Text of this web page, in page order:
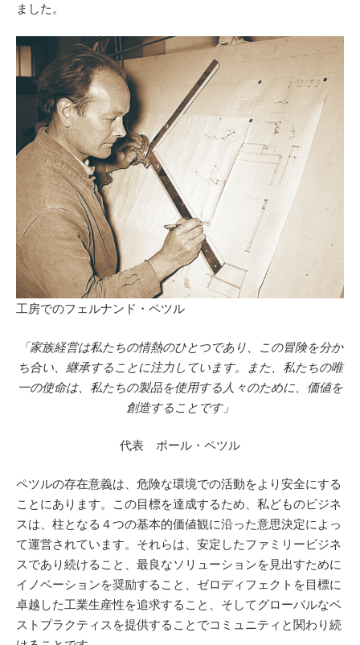
ました。
工房でのフェルナンド・ペツル
「家族経営は私たちの情熱のひとつであり、この冒険を分か
ち合い、継承することに注力しています。また、私たちの唯
一の使命は、私たちの製品を使用する人々のために、価値を
創造することです」
代表 ポール・ペツル
ペツルの存在意義は、危険な環境での活動をより安全にする
ことにあります。この目標を達成するため、私どものビジネ
スは、柱となる４つの基本的価値観に沿った意思決定によっ
て運営されています。それらは、安定したファミリービジネ
スであり続けること、最良なソリューションを見出すために
イノベーションを奨励すること、ゼロディフェクトを目標に
卓越した工業生産性を追求すること、そしてグローバルなベ
ストプラクティスを提供することでコミュニティと関わり続